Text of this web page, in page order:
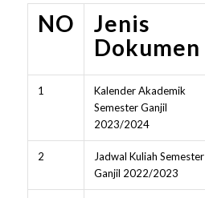
NO
Jenis
Dokumen
1
Kalender Akademik
Semester Ganjil
2023/2024
2
Jadwal Kuliah Semester
Ganjil 2022/2023